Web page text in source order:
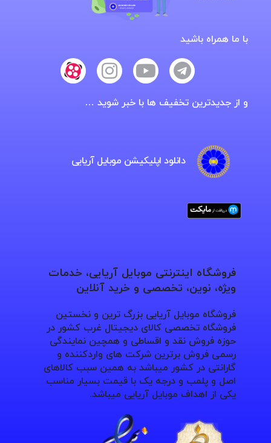
با ما همراه باشید
و از جدیدترین تخفیف ها با خبر شوید …
دانلود اپلیکیشن موبایل آریایی
فروشگاه اینترنتی موبایل آریایی، خدمات
ویژه، نوین، تخصصی و خرید آنلاین
فروشگاه موبایل آریایی بزرگ ترین و نخستین
فروشگاه تخصصی کالای دیجیتال غرب کشور در
حوزه فروش نقد و اقساطی و همچین نمایندگی
رسمی فروش برترین شرکت های واردکننده و
گارانتی در کشور میباشد به همین سبب کالاهای
اصل و پلمب و درجه یک با قیمت بسیار مناسب
یکی از اهداف موبایل آریایی میباشد.